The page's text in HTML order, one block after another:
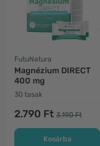
FutuNatura
Magnézium DIRECT
400 mg
30 tasak
2.790 Ft 3.190 Ft
Kosárba